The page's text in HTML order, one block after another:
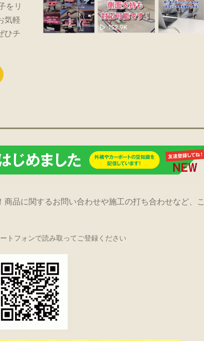
をリ
気軽
ひチ
品に関するお問い合わせや施工の打ち合わせなど、こ
トフォンで読み取ってご登録ください